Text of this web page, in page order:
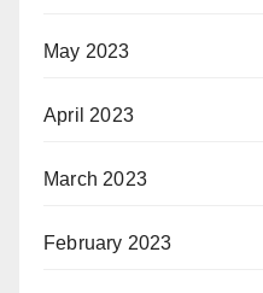
May 2023
April 2023
March 2023
February 2023